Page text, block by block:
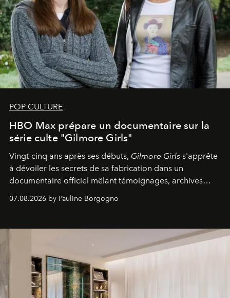
POP CULTURE
HBO Max prépare un documentaire sur la
série culte "Gilmore Girls"
Vingt-cinq ans après ses débuts, Gilmore Girls s'apprête
à dévoiler les secrets de sa fabrication dans un
documentaire officiel mêlant témoignages, archives
générationnel.
07.08.2026 by Pauline Borgogno